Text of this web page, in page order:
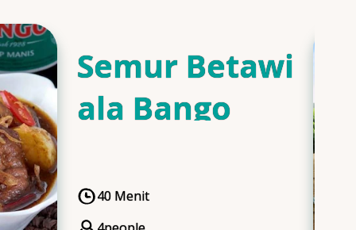
Semur Betawi
ala Bango
CookingTime
40 Menit